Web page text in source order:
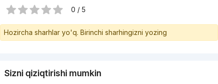
0 / 5
Hozircha sharhlar yo'q. Birinchi sharhingizni yozing
Sizni qiziqtirishi mumkin